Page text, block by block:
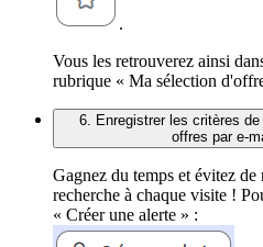
.
Vous les retrouverez ainsi
rubrique « Ma sélection
6. Enregistrer les critères
offres par e-
Gagnez du temps et évitez de
recherche à chaque visite !
« Créer une alerte » :